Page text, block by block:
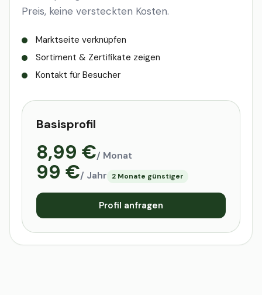
Preis, keine versteckten Kosten.
Marktseite verknüpfen
Sortiment & Zertifikate zeigen
Kontakt für Besucher
Basisprofil
8,99 €/ Monat
99 €/ Jahr 2 Monate günstiger
Profil anfragen